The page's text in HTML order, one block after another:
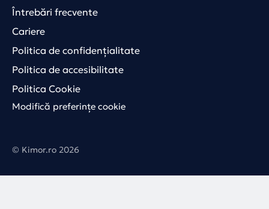
Întrebări frecvente
Cariere
Politica de confidențialitate
Politica de accesibilitate
Politica Cookie
Modifică preferințe cookie
© Kimor.ro 2026